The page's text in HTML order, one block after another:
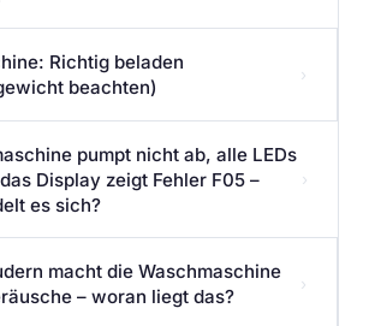
Richtig beladen
beachten)
›
pumpt nicht ab, alle LEDs
Display zeigt Fehler F05 –
es sich?
›
macht die Waschmaschine
– woran liegt das?
›